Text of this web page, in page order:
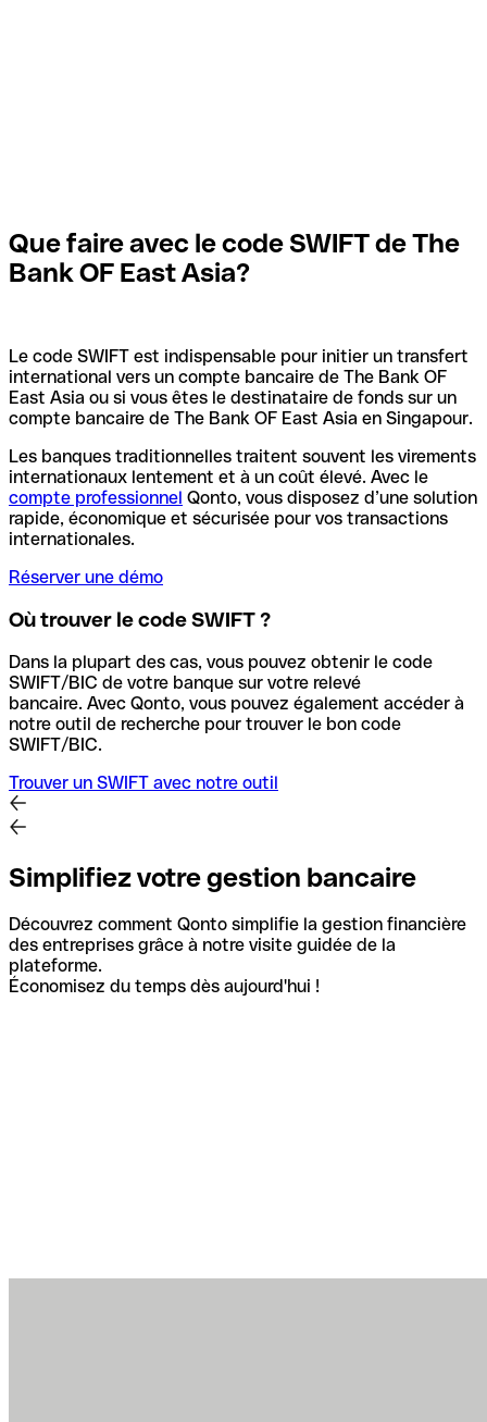
Que faire avec le code SWIFT de The
Bank OF East Asia?
Le code SWIFT est indispensable pour initier un transfert
international vers un compte bancaire de The Bank OF
East Asia ou si vous êtes le destinataire de fonds sur un
compte bancaire de The Bank OF East Asia en Singapour.
Les banques traditionnelles traitent souvent les virements
internationaux lentement et à un coût élevé. Avec le
compte professionnel Qonto, vous disposez d’une solution
rapide, économique et sécurisée pour vos transactions
internationales.
Réserver une démo
Où trouver le code SWIFT ?
Dans la plupart des cas, vous pouvez obtenir le code
SWIFT/BIC de votre banque sur votre relevé
bancaire. Avec Qonto, vous pouvez également accéder à
notre outil de recherche pour trouver le bon code
SWIFT/BIC.
Trouver un SWIFT avec notre outil
Simplifiez votre gestion bancaire
Découvrez comment Qonto simplifie la gestion financière
des entreprises grâce à notre visite guidée de la
plateforme.
Économisez du temps dès aujourd'hui !